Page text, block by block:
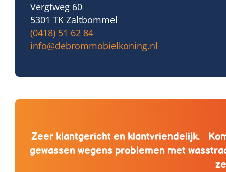
Vergtweg 60
5301 TK Zaltbommel
(0418) 51 62 84
info@debrommobielkoning.nl
Zeer klantgericht en klantvriendelijk.
gewassen wegens problemen met